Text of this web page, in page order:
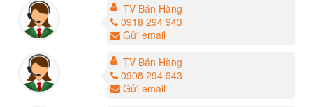
TV Bán Hàng
0918 294 943
Gửi email
TV Bán Hàng
0908 294 943
Gửi email